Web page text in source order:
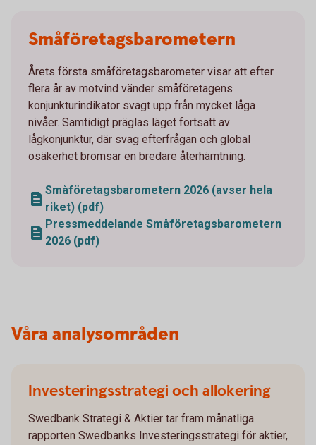
Småföretagsbarometern
Årets första småföretagsbarometer visar att efter
flera år av motvind vänder småföretagens
konjunkturindikator svagt upp från mycket låga
nivåer. Samtidigt präglas läget fortsatt av
lågkonjunktur, där svag efterfrågan och global
osäkerhet bromsar en bredare återhämtning.
Småföretagsbarometern 2026 (avser hela
riket) (pdf)
Pressmeddelande Småföretagsbarometern
2026 (pdf)
Våra analysområden
Investeringsstrategi och allokering
Swedbank Strategi & Aktier tar fram månatliga
rapporten Swedbanks Investeringsstrategi för aktier,